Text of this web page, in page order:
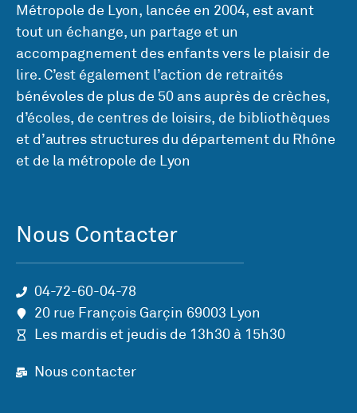
Métropole de Lyon, lancée en 2004, est avant
tout un échange, un partage et un
accompagnement des enfants vers le plaisir de
lire. C’est également l’action de retraités
bénévoles de plus de 50 ans auprès de crèches,
d’écoles, de centres de loisirs, de bibliothèques
et d’autres structures du département du Rhône
et de la métropole de Lyon
Nous Contacter
04-72-60-04-78
20 rue François Garçin 69003 Lyon
Les mardis et jeudis de 13h30 à 15h30
Nous contacter